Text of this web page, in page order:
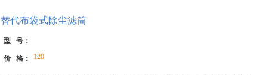
替代布袋式除尘滤筒
型 号：
价 格： 120